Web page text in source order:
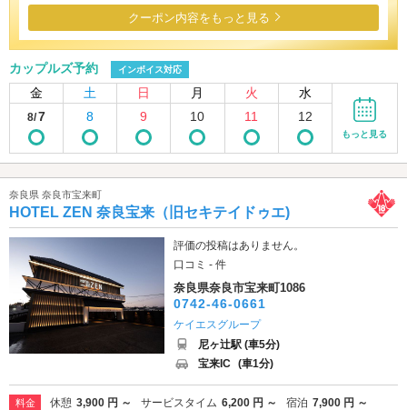
クーポン内容をもっと見る
カップルズ予約 インボイス対応
金 土 日 月 火 水
8/7 8 9 10 11 12
もっと見る
奈良県 奈良市宝来町
HOTEL ZEN 奈良宝来（旧セキテイドゥエ)
評価の投稿はありません。
口コミ - 件
奈良県奈良市宝来町1086
0742-46-0661
ケイエスグループ
尼ヶ辻駅 (車5分)
宝来IC (車1分)
料金 休憩 3,900 円 ～ サービスタイム 6,200 円 ～ 宿泊 7,900 円 ～